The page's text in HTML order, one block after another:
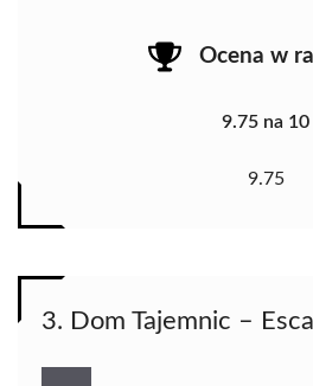
Ocena w
9.75 na 10
9.75
3. Dom Tajemnic –